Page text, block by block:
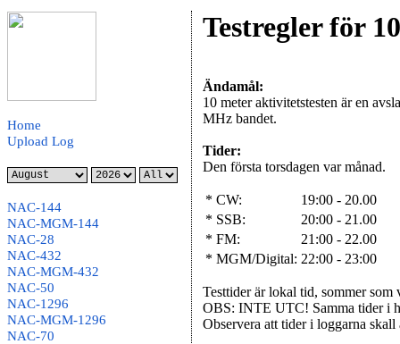
Home
Upload Log
NAC-144
NAC-MGM-144
NAC-28
NAC-432
NAC-MGM-432
NAC-50
NAC-1296
NAC-MGM-1296
NAC-70
Testregler för
Ändamål:
10 meter aktivitetstesten är en
MHz bandet.
Tider:
Den första torsdagen var månad.
* CW:
19:00 - 20.00
* SSB:
20:00 - 21.00
* FM:
21:00 - 22.00
* MGM/Digital: 22:00 - 23:00
Testtider är lokal tid, sommer som
OBS: INTE UTC! Samma tider i
Observera att tider i loggarna